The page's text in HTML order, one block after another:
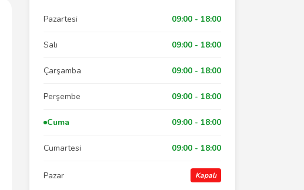
Pazartesi 09:00 - 18:00
Salı 09:00 - 18:00
Çarşamba 09:00 - 18:00
Perşembe 09:00 - 18:00
Cuma 09:00 - 18:00
Cumartesi 09:00 - 18:00
Pazar Kapalı